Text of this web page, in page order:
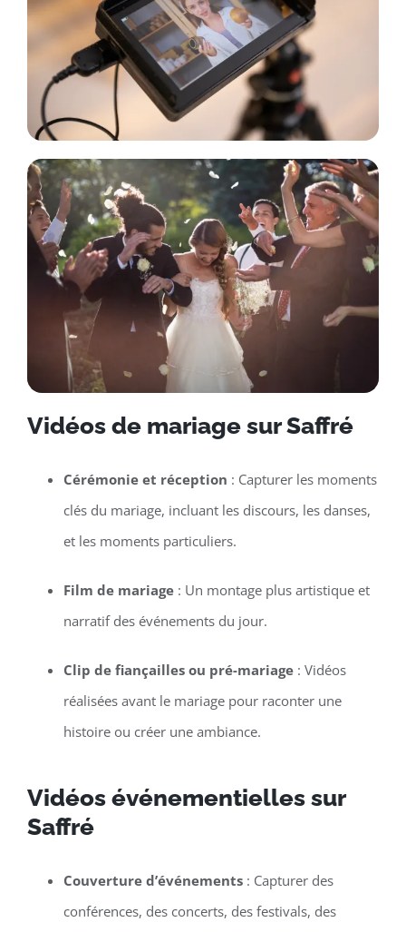
Vidéos de mariage sur Saffré
Cérémonie et réception : Capturer les moments
clés du mariage, incluant les discours, les danses,
et les moments particuliers.
Film de mariage: Un montage plus artistique et
narratif des événements du jour.
Clip de fiançailles ou pré-mariage: Vidéos
réalisées avant le mariage pour raconter une
histoire ou créer une ambiance.
Vidéos événementielles sur
Saffré
Couverture d’événements: Capturer des
conférences, des concerts, des festivals, des